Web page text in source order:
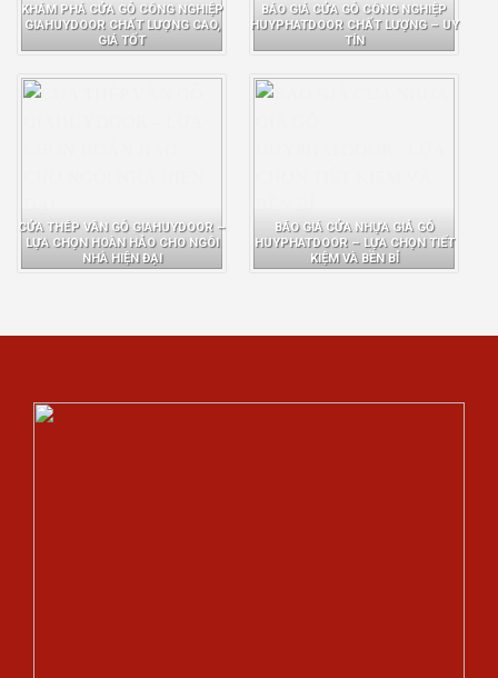
KHÁM PHÁ CỬA GỖ CÔNG NGHIỆP
GIAHUYDOOR CHẤT LƯỢNG CAO,
GIÁ TỐT
BÁO GIÁ CỬA GỖ CÔNG NGHIỆP
HUYPHATDOOR CHẤT LƯỢNG – UY
TÍN
CỬA THÉP VÂN GỖ GIAHUYDOOR –
LỰA CHỌN HOÀN HẢO CHO NGÔI
NHÀ HIỆN ĐẠI
BÁO GIÁ CỬA NHỰA GIẢ GỖ
HUYPHATDOOR – LỰA CHỌN TIẾT
KIỆM VÀ BỀN BỈ